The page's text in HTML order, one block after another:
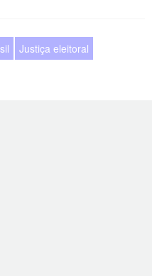
Justiça eleitoral